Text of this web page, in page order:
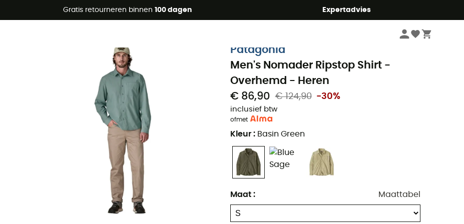
Gratis retourneren binnen 100 dagen Expertadvies
Zomeraanbiedingen 🔥 -5% EXTRA vanaf 2 producten* met code Summer5
Patagonia
Men's Nomader Ripstop Shirt -
Overhemd - Heren
€ 86,90 € 124,90 -30%
inclusief btw
ofmet
Kleur : Basin Green
Maat : Maattabel